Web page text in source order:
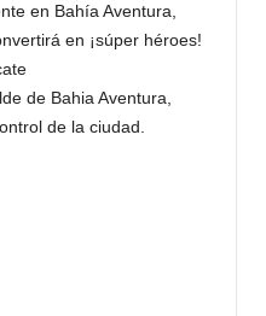
en Bahía Aventura,
en ¡súper héroes!
de Bahia Aventura,
de la ciudad.